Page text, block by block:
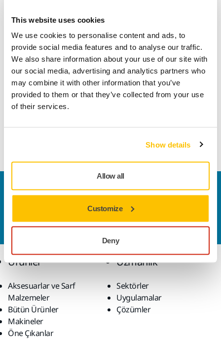
This website uses cookies
We use cookies to personalise content and ads, to
provide social media features and to analyse our traffic.
We also share information about your use of our site with
our social media, advertising and analytics partners who
may combine it with other information that you’ve
provided to them or that they’ve collected from your use
of their services.
Show details
Allow all
Customize
Deny
Iridium, evrensel zımparalama için birinci sınıf bir kağıt
zımparadır. Hız ve verimlilik için mükemmelleştirilmiştir.
Tıkanmayı önleyen ve boncuklanmayı azaltan hassas
kaplamaya sahip esnek bir kağıt üzerinde seramik ve
alüminyum oksit taneciklerinin bir karışımına sahiptir. Pratik
olarak tozu iter ve tanecikler daha uzun süre keskin kaldığı
için kullanım ömrü uzar. Toz emiş, diskler ve şeritler için çok
delikli desenlerle optimize edilmiştir. Iridium, hem yumuşak
Bize Ulaşın
ve uzman ekibimiz sorularınızı
yanıtlasın.
Ürünler
Aksesuarlar ve Sarf
Malzemeler
Bütün Ürünler
Makineler
Öne Çıkanlar
Uzmanlık
Sektörler
Uygulamalar
Çözümler